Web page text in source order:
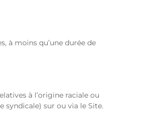
à moins qu’une durée de
à l’origine raciale ou
syndicale) sur ou via le Site.